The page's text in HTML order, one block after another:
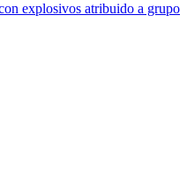
explosivos atribuido a grupo